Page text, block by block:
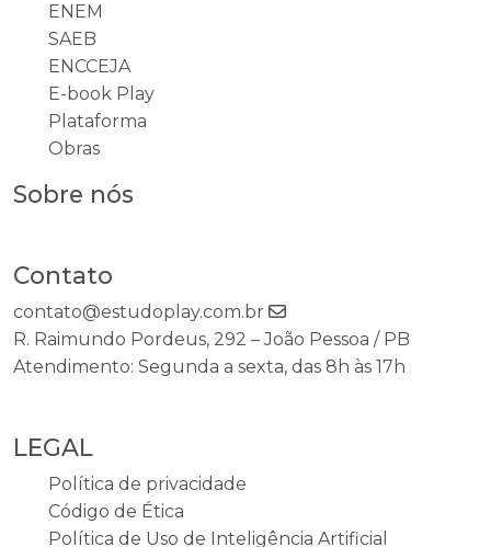
ENEM
SAEB
ENCCEJA
E-book Play
Plataforma
Obras
Sobre nós
Contato
contato@estudoplay.com.br
R. Raimundo Pordeus, 292 – João Pessoa / PB
Atendimento: Segunda a sexta, das 8h às 17h
LEGAL
Política de privacidade
Código de Ética
Política de Uso de Inteligência Artificial